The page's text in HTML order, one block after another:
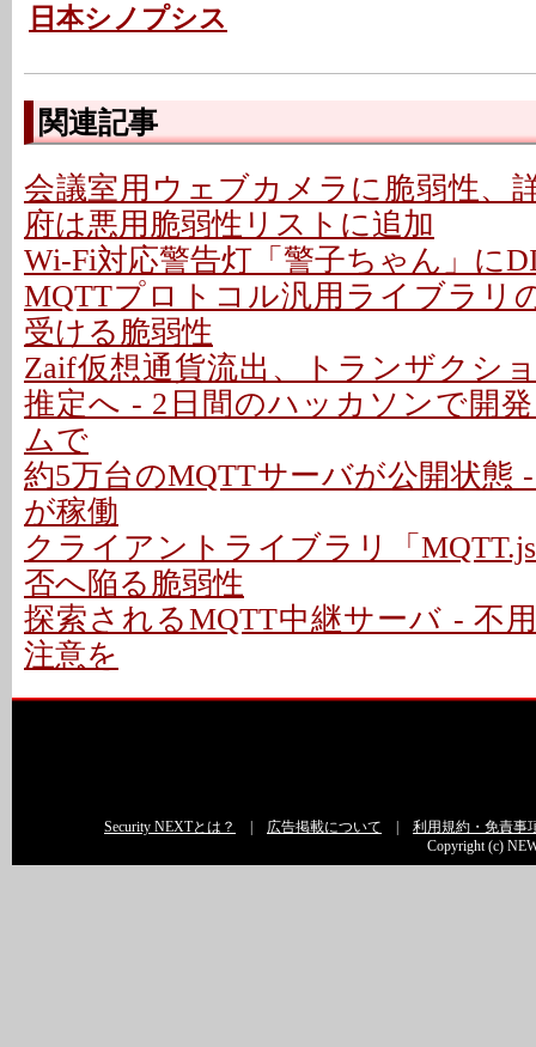
日本シノプシス
関連記事
会議室用ウェブカメラに脆弱性、
府は悪用脆弱性リストに追加
Wi-Fi対応警告灯「警子ちゃん」に
MQTTプロトコル汎用ライブラリ
受ける脆弱性
Zaif仮想通貨流出、トランザクシ
推定へ - 2日間のハッカソンで開
ムで
約5万台のMQTTサーバが公開状態
が稼働
クライアントライブラリ「
否へ陥る脆弱性
探索されるMQTT中継サーバ - 不
注意を
Security NEXTとは？ 広告掲載について
利用規約・免責事
Copyright (c)